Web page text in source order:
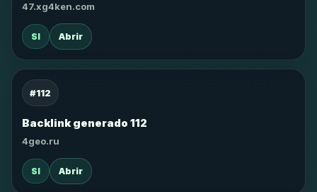
47.xg4ken.com
SI Abrir
#112
Backlink generado 112
4geo.ru
SI Abrir